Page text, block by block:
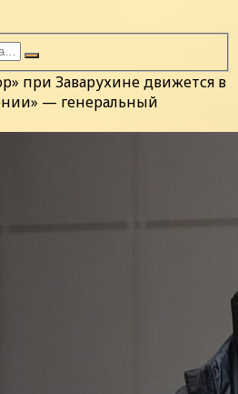
при Заварухине движется в
— генеральный